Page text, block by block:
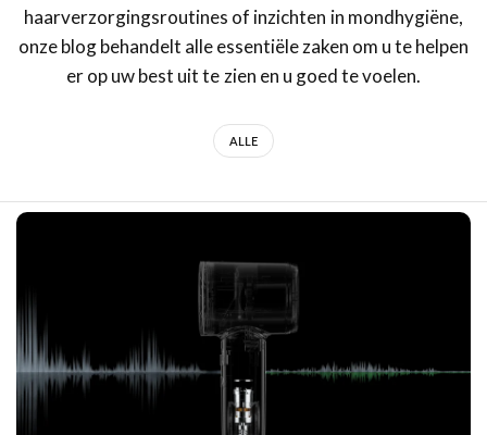
haarverzorgingsroutines of inzichten in mondhygiëne,
onze blog behandelt alle essentiële zaken om u te helpen
er op uw best uit te zien en u goed te voelen.
ALLE